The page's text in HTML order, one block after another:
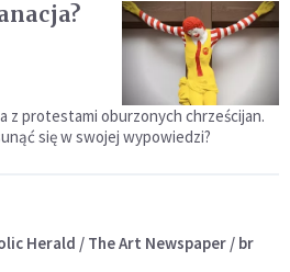
z protestami oburzonych chrześcijan.
się w swojej wypowiedzi?
Herald / The Art Newspaper / br